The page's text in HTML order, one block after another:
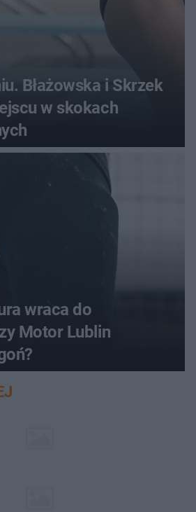
Błażowska i Skrzek
w skokach
wraca do
Motor Lublin